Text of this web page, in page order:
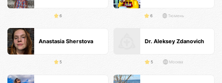
6 6 Тюмень
Anastasia Sherstova
5
Dr. Aleksey Zdanovich
5 Москва